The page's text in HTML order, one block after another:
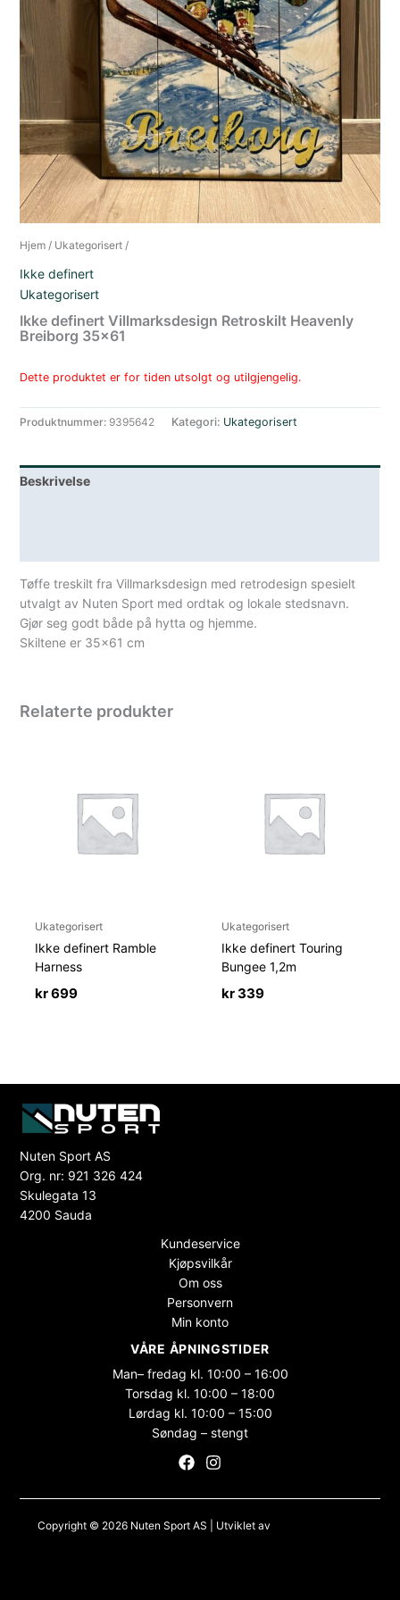
Hjem / Ukategorisert /
Ikke definert
Ukategorisert
Ikke definert Villmarksdesign Retroskilt Heavenly
Breiborg 35×61
Dette produktet er for tiden utsolgt og utilgjengelig.
Produktnummer: 9395642 Kategori: Ukategorisert
Beskrivelse
Tøffe treskilt fra Villmarksdesign med retrodesign spesielt
utvalgt av Nuten Sport med ordtak og lokale stedsnavn.
Gjør seg godt både på hytta og hjemme.
Skiltene er 35×61 cm
Relaterte produkter
Ukategorisert
Ikke definert Ramble
Harness
kr699
Ukategorisert
Ikke definert Touring
Bungee 1,2m
kr339
Nuten Sport AS
Org. nr: 921 326 424
Skulegata 13
4200 Sauda
Kundeservice
Kjøpsvilkår
Om oss
Personvern
Min konto
VÅRE ÅPNINGSTIDER
Man– fredag kl. 10:00 – 16:00
Torsdag kl. 10:00 – 18:00
Lørdag kl. 10:00 – 15:00
Søndag – stengt
Copyright © 2026 Nuten Sport AS | Utviklet av